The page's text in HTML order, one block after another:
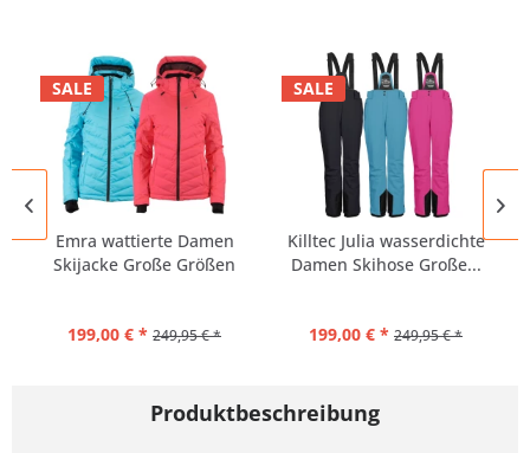
SALE
Emra wattierte Damen
Skijacke Große Größen
199,00 € * 249,95 € *
SALE
Killtec Julia wasserdichte
Damen Skihose Große...
199,00 € * 249,95 € *
Produktbeschreibung